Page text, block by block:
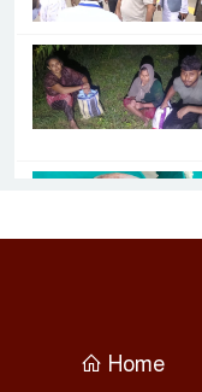
Home